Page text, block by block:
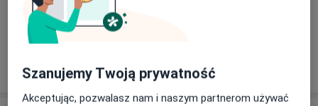
Konsultacja protetyczna
Poproś o wizytę
Szanujemy Twoją prywatność
Akceptując, pozwalasz nam i naszym partnerom używać